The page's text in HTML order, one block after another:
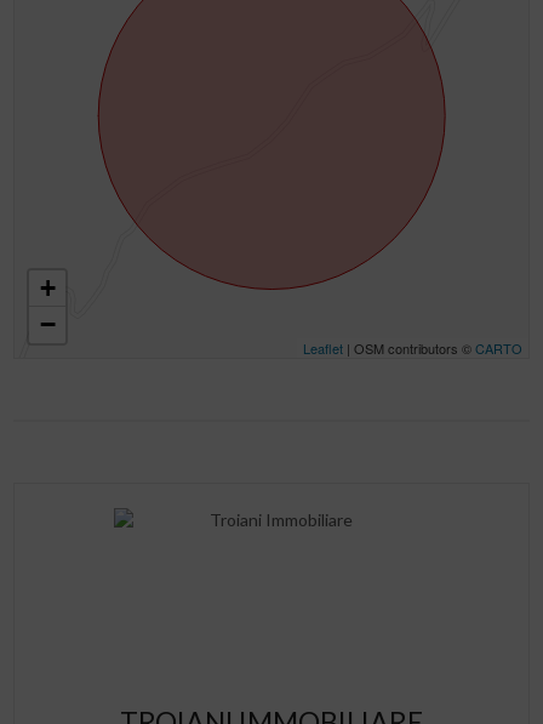
+
−
Leaflet| OSM contributors ©CARTO